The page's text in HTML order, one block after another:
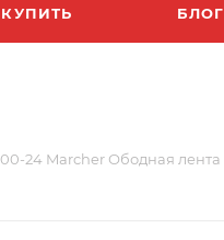
БЛОГ
24 Marcher Ободная лента